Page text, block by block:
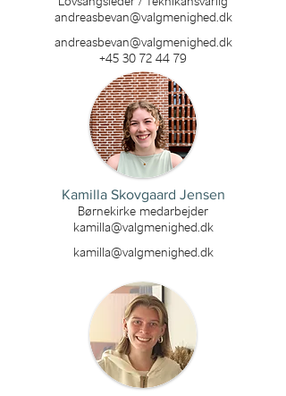
andreasbevan@valgmenighed.dk
andreasbevan@valgmenighed.dk
+45 30 72 44 79
Kamilla Skovgaard Jensen
Børnekirke medarbejder
kamilla@valgmenighed.dk
kamilla@valgmenighed.dk